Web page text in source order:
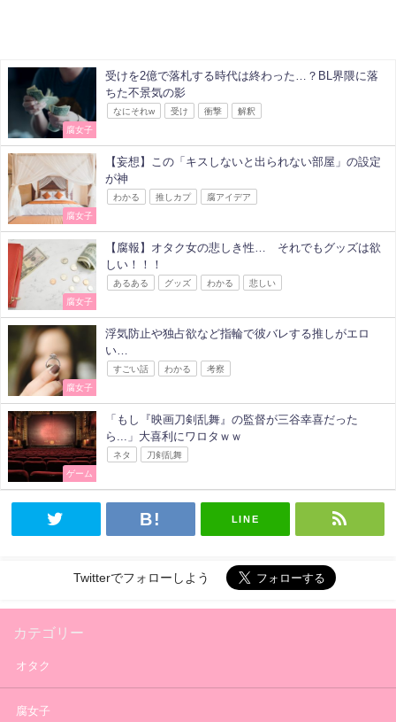
腐女子
受けを2億で落札する時代は終わった…？BL界隈に落
ちた不景気の影
なにそれw 受け 衝撃 解釈
腐女子
【妄想】この「キスしないと出られない部屋」の設定
が神
わかる 推しカプ 腐アイデア
腐女子
【腐報】オタク女の悲しき性… それでもグッズは欲
しい！！！
あるある グッズ わかる 悲しい
腐女子
浮気防止や独占欲など指輪で彼バレする推しがエロ
い…
すごい話 わかる 考察
ゲーム
「もし『映画刀剣乱舞』の監督が三谷幸喜だった
ら...」大喜利にワロタｗｗ
ネタ 刀剣乱舞
LINE
Twitterでフォローしよう
カテゴリー
オタク
腐女子